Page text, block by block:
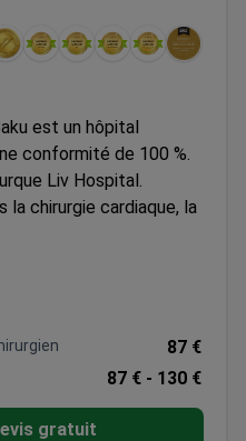
est un hôpital
conformité de 100 %.
Liv Hospital.
la chirurgie cardiaque, la
et les bilans
d'excellence en
Centre d'excellence en
santé, la chirurgie
87 €
87 € - 130 €
gratuit